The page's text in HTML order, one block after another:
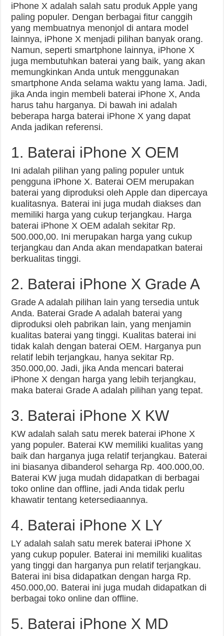
iPhone X adalah salah satu produk Apple yang
paling populer. Dengan berbagai fitur canggih
yang membuatnya menonjol di antara model
lainnya, iPhone X menjadi pilihan banyak orang.
Namun, seperti smartphone lainnya, iPhone X
juga membutuhkan baterai yang baik, yang akan
memungkinkan Anda untuk menggunakan
smartphone Anda selama waktu yang lama. Jadi,
jika Anda ingin membeli baterai iPhone X, Anda
harus tahu harganya. Di bawah ini adalah
beberapa harga baterai iPhone X yang dapat
Anda jadikan referensi.
1. Baterai iPhone X OEM
Ini adalah pilihan yang paling populer untuk
pengguna iPhone X. Baterai OEM merupakan
baterai yang diproduksi oleh Apple dan dipercaya
kualitasnya. Baterai ini juga mudah diakses dan
memiliki harga yang cukup terjangkau. Harga
baterai iPhone X OEM adalah sekitar Rp.
500.000,00. Ini merupakan harga yang cukup
terjangkau dan Anda akan mendapatkan baterai
berkualitas tinggi.
2. Baterai iPhone X Grade A
Grade A adalah pilihan lain yang tersedia untuk
Anda. Baterai Grade A adalah baterai yang
diproduksi oleh pabrikan lain, yang menjamin
kualitas baterai yang tinggi. Kualitas baterai ini
tidak kalah dengan baterai OEM. Harganya pun
relatif lebih terjangkau, hanya sekitar Rp.
350.000,00. Jadi, jika Anda mencari baterai
iPhone X dengan harga yang lebih terjangkau,
maka baterai Grade A adalah pilihan yang tepat.
3. Baterai iPhone X KW
KW adalah salah satu merek baterai iPhone X
yang populer. Baterai KW memiliki kualitas yang
baik dan harganya juga relatif terjangkau. Baterai
ini biasanya dibanderol seharga Rp. 400.000,00.
Baterai KW juga mudah didapatkan di berbagai
toko online dan offline, jadi Anda tidak perlu
khawatir tentang ketersediaannya.
4. Baterai iPhone X LY
LY adalah salah satu merek baterai iPhone X
yang cukup populer. Baterai ini memiliki kualitas
yang tinggi dan harganya pun relatif terjangkau.
Baterai ini bisa didapatkan dengan harga Rp.
450.000,00. Baterai ini juga mudah didapatkan di
berbagai toko online dan offline.
5. Baterai iPhone X MD